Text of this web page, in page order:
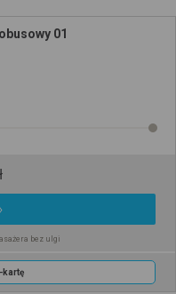
01
bez ulgi
kartę